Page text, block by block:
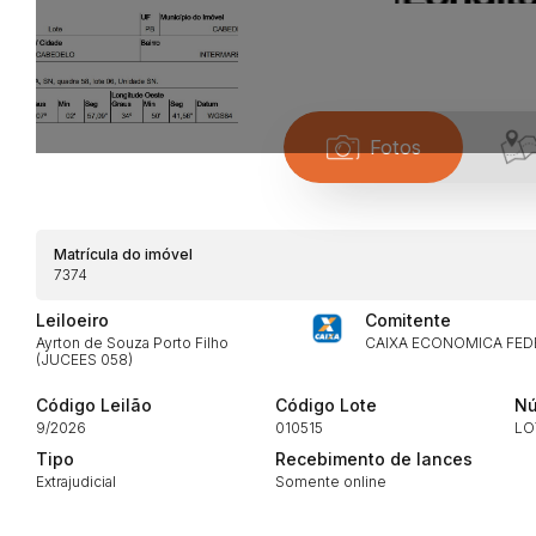
Fotos
Matrícula do imóvel
7374
Leiloeiro
Ayrton de Souza Porto Filho
(JUCEES 058)
Comitente
CAIXA ECONOMICA
Código Leilão
9/2026
Código Lote
010515
Tipo
Extrajudicial
Recebimento de lances
Somente online
Envie sua Proposta